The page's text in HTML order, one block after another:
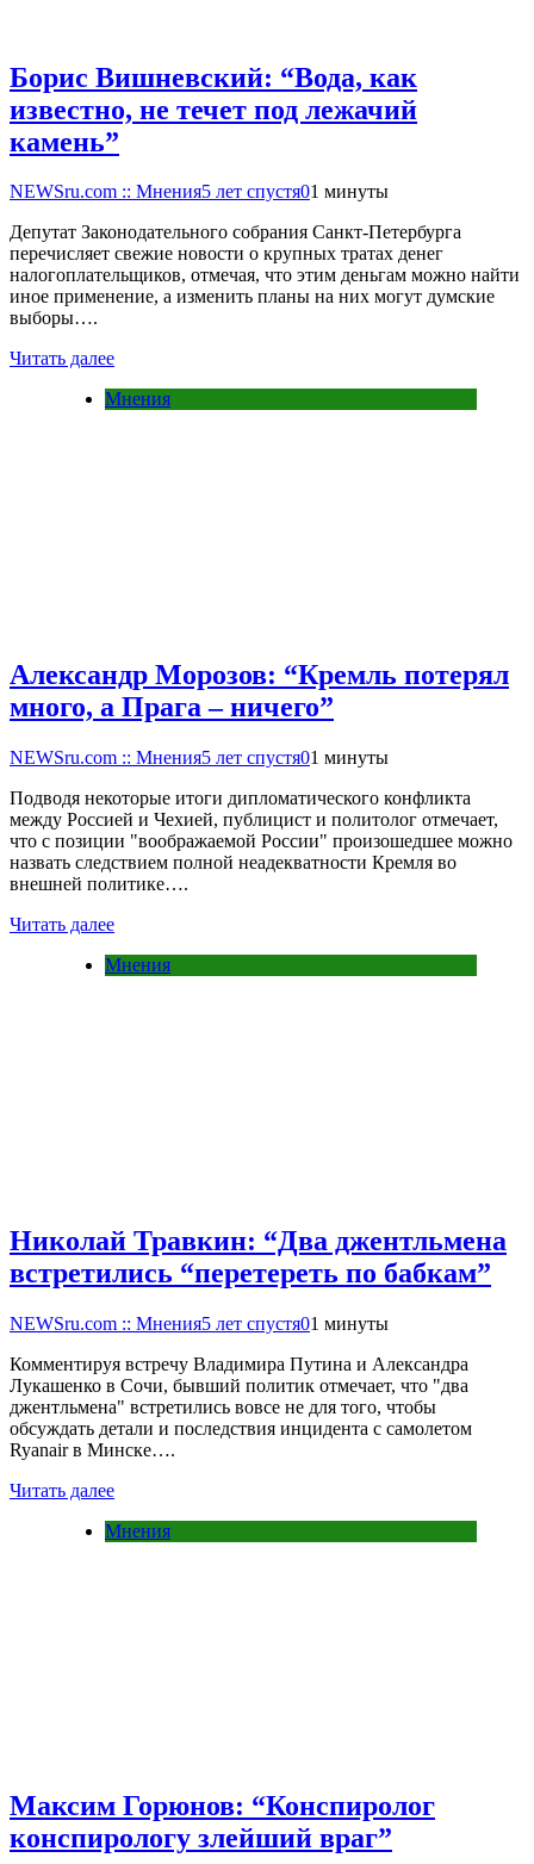
Борис Вишневский: “Вода, как
известно, не течет под лежачий
камень”
NEWSru.com :: Мнения5 лет спустя01 минуты
Депутат Законодательного собрания Санкт-Петербурга
перечисляет свежие новости о крупных тратах денег
налогоплательщиков, отмечая, что этим деньгам можно найти
иное применение, а изменить планы на них могут думские
выборы….
Читать далее
Мнения
Александр Морозов: “Кремль потерял
много, а Прага – ничего”
NEWSru.com :: Мнения5 лет спустя01 минуты
Подводя некоторые итоги дипломатического конфликта
между Россией и Чехией, публицист и политолог отмечает,
что с позиции "воображаемой России" произошедшее можно
назвать следствием полной неадекватности Кремля во
внешней политике….
Читать далее
Мнения
Николай Травкин: “Два джентльмена
встретились “перетереть по бабкам”
NEWSru.com :: Мнения5 лет спустя01 минуты
Комментируя встречу Владимира Путина и Александра
Лукашенко в Сочи, бывший политик отмечает, что "два
джентльмена" встретились вовсе не для того, чтобы
обсуждать детали и последствия инцидента с самолетом
Ryanair в Минске….
Читать далее
Мнения
Максим Горюнов: “Конспиролог
конспирологу злейший враг”